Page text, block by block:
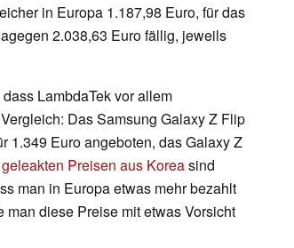
in Europa 1.187,98 Euro, für das
2.038,63 Euro fällig, jeweils
LambdaTek vor allem
Das Samsung Galaxy Z Flip
1.349 Euro angeboten, das Galaxy Z
geleakten Preisen aus Koreasind
man in Europa etwas mehr bezahlt
diese Preise mit etwas Vorsicht